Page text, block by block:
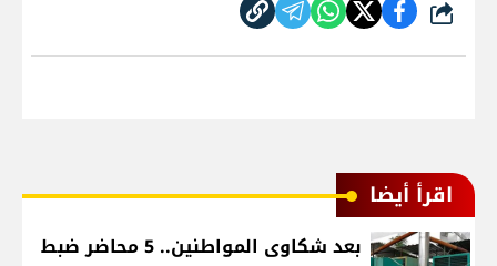
شارك
اقرأ أيضا
بعد شكاوى المواطنين.. 5 محاضر ضبط